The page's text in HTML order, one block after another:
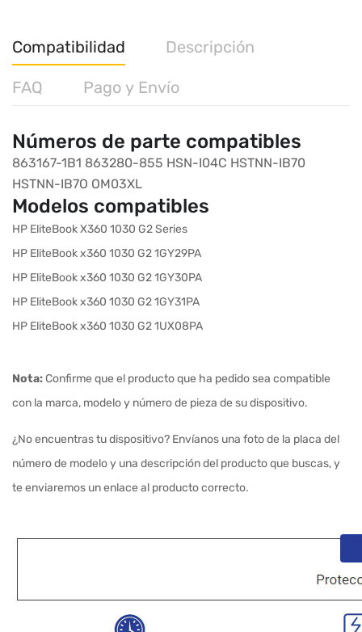
Compatibilidad Descripción
FAQ Pago y Envío
Números de parte compatibles
863167-1B1 863280-855 HSN-I04C HSTNN-IB70
HSTNN-IB7O OM03XL
Modelos compatibles
HP EliteBook X360 1030 G2 Series
HP EliteBook x360 1030 G2 1GY29PA
HP EliteBook x360 1030 G2 1GY30PA
HP EliteBook x360 1030 G2 1GY31PA
HP EliteBook x360 1030 G2 1UX08PA
Nota:Confirme que el producto que ha pedido sea compatible
con la marca, modelo y número de pieza de su dispositivo.
¿No encuentras tu dispositivo? Envíanos una foto de la placa del
número de modelo y una descripción del producto que buscas, y
te enviaremos un enlace al producto correcto.